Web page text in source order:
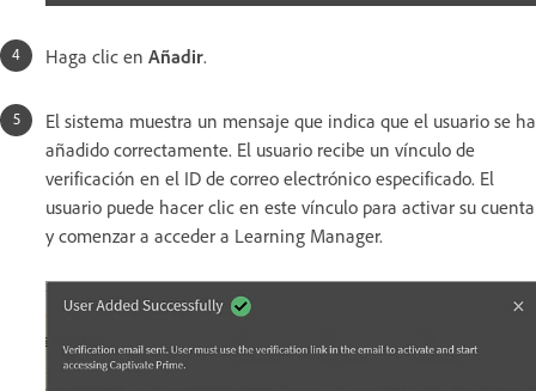
Haga clic en Añadir.
El sistema muestra un mensaje que indica que el usuario se ha
añadido correctamente. El usuario recibe un vínculo de
verificación en el ID de correo electrónico especificado. El
usuario puede hacer clic en este vínculo para activar su cuenta
y comenzar a acceder a Learning Manager.